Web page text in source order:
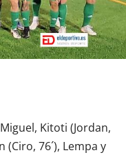
Kitoti (Jordan,
(Ciro, 76´), Lempa y